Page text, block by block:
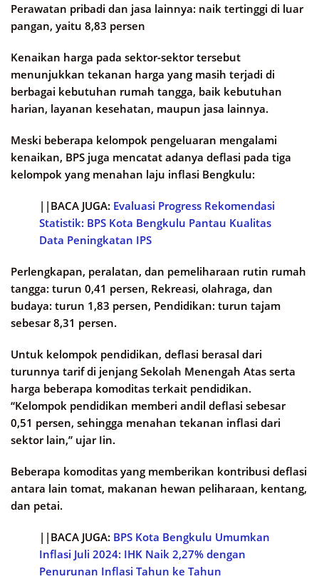
Perawatan pribadi dan jasa lainnya: naik tertinggi di luar
pangan, yaitu 8,83 persen
Kenaikan harga pada sektor-sektor tersebut
menunjukkan tekanan harga yang masih terjadi di
berbagai kebutuhan rumah tangga, baik kebutuhan
harian, layanan kesehatan, maupun jasa lainnya.
Meski beberapa kelompok pengeluaran mengalami
kenaikan, BPS juga mencatat adanya deflasi pada tiga
kelompok yang menahan laju inflasi Bengkulu:
||BACA JUGA: Evaluasi Progress Rekomendasi
Statistik: BPS Kota Bengkulu Pantau Kualitas
Data Peningkatan IPS
Perlengkapan, peralatan, dan pemeliharaan rutin rumah
tangga: turun 0,41 persen, Rekreasi, olahraga, dan
budaya: turun 1,83 persen, Pendidikan: turun tajam
sebesar 8,31 persen.
Untuk kelompok pendidikan, deflasi berasal dari
turunnya tarif di jenjang Sekolah Menengah Atas serta
harga beberapa komoditas terkait pendidikan.
“Kelompok pendidikan memberi andil deflasi sebesar
0,51 persen, sehingga menahan tekanan inflasi dari
sektor lain,” ujar Iin.
Beberapa komoditas yang memberikan kontribusi deflasi
antara lain tomat, makanan hewan peliharaan, kentang,
dan petai.
||BACA JUGA: BPS Kota Bengkulu Umumkan
Inflasi Juli 2024: IHK Naik 2,27% dengan
Penurunan Inflasi Tahun ke Tahun